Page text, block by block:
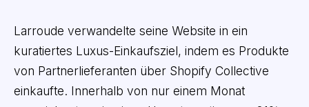
Larroude verwandelte seine Website in ein
kuratiertes Luxus-Einkaufsziel, indem es Produkte
von Partnerlieferanten über Shopify Collective
einkaufte. Innerhalb von nur einem Monat